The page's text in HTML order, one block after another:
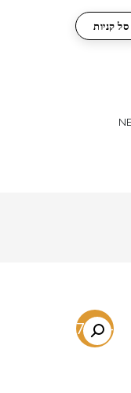
סל קניות
-67.3%